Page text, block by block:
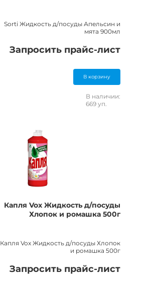
Sorti Жидкость д/посуды Апельсин и
мята 900мл
Запросить прайс-лист
В корзину
В наличии:
669 уп.
Капля Vox Жидкость д/посуды
Хлопок и ромашка 500г
Капля Vox Жидкость д/посуды Хлопок
и ромашка 500г
Запросить прайс-лист